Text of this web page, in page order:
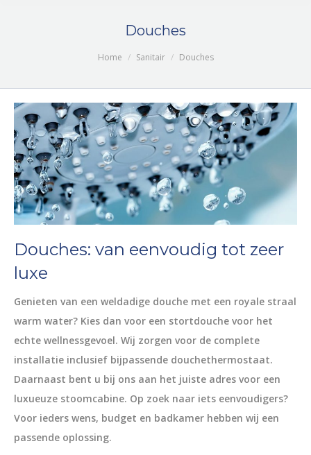
Douches
Home Sanitair Douches
Douches: van eenvoudig tot zeer
luxe
Genieten van een weldadige douche met een royale straal
warm water? Kies dan voor een stortdouche voor het
echte wellnessgevoel. Wij zorgen voor de complete
installatie inclusief bijpassende douchethermostaat.
Daarnaast bent u bij ons aan het juiste adres voor een
luxueuze stoomcabine. Op zoek naar iets eenvoudigers?
Voor ieders wens, budget en badkamer hebben wij een
passende oplossing.